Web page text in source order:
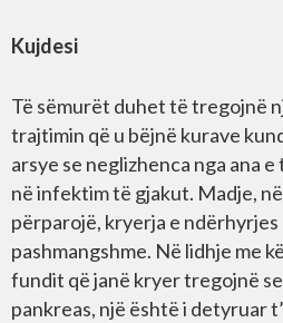
Kujdesi
Të sëmurët duhet të tregojnë
trajtimin që u bëjnë kurave
arsye se neglizhenca nga ana
në infektim të gjakut. Madje,
përparojë, kryerja e
pashmangshme. Në lidhje me
fundit që janë kryer tregojnë
pankreas, një është i detyruar